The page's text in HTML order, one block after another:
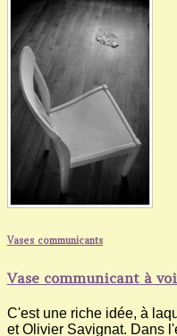
Vases communicants
Vase communicant à
C'est une riche idée, à
et Olivier Savignat. Dans